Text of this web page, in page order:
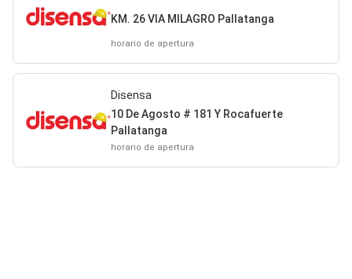
KM. 26 VIA MILAGRO Pallatanga
horario de apertura
Disensa
10 De Agosto # 181 Y Rocafuerte
Pallatanga
horario de apertura